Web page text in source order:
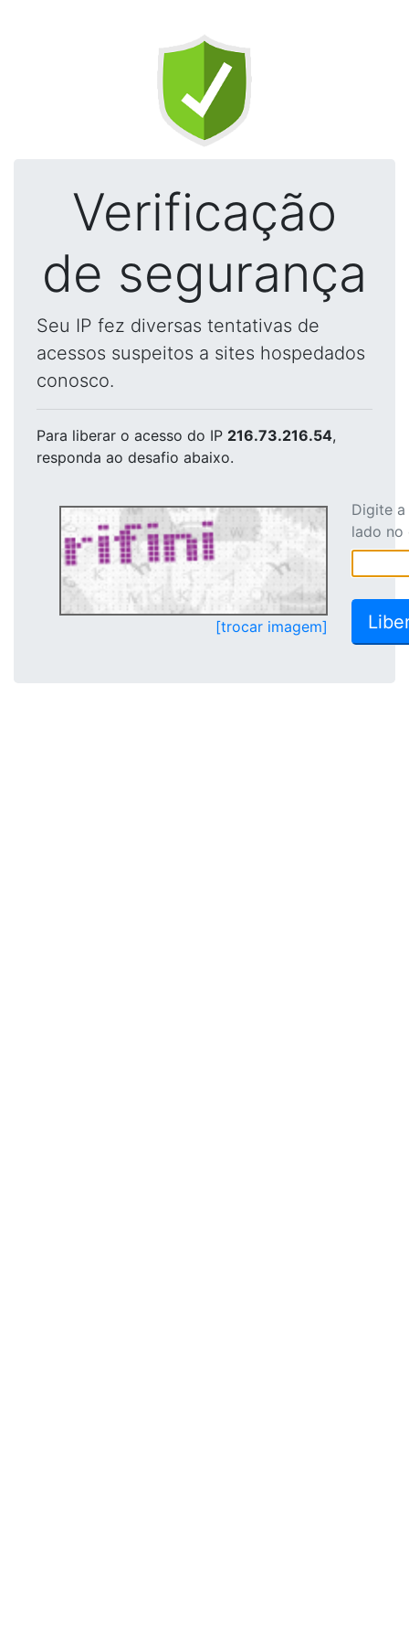
Verificação
de segurança
Seu IP fez diversas tentativas de
acessos suspeitos a sites hospedados
conosco.
Para liberar o acesso do IP 216.73.216.54,
responda ao desafio abaixo.
[trocar imagem]
Digite
lado no